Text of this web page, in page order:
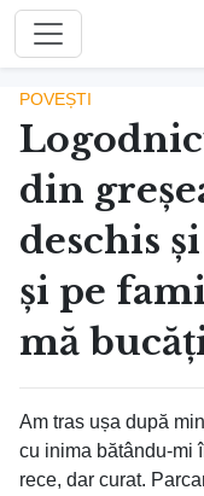
POVEȘTI
din
deschis
și pe
mă
Am tras ușa după
cu inima bătându-mi
rece, dar curat.